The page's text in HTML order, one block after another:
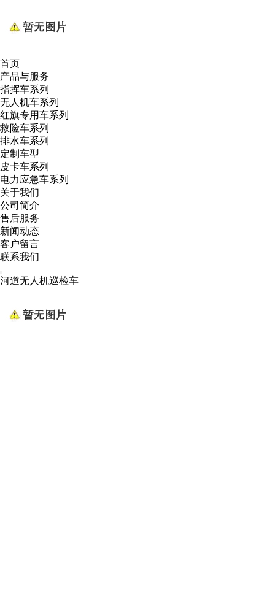
首页
产品与服务
指挥车系列
无人机车系列
红旗专用车系列
救险车系列
排水车系列
定制车型
皮卡车系列
电力应急车系列
关于我们
公司简介
售后服务
新闻动态
客户留言
联系我们
河道无人机巡检车